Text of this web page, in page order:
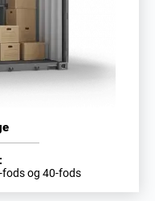
fods og 40-fods